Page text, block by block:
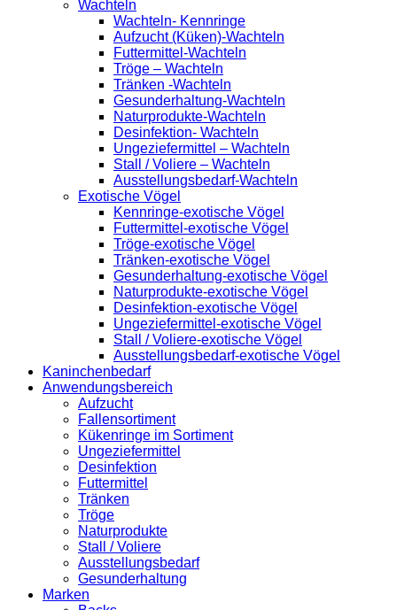
Wachteln
Wachteln- Kennringe
Aufzucht (Küken)-Wachteln
Futtermittel-Wachteln
Tröge – Wachteln
Tränken -Wachteln
Gesunderhaltung-Wachteln
Naturprodukte-Wachteln
Desinfektion- Wachteln
Ungeziefermittel – Wachteln
Stall / Voliere – Wachteln
Ausstellungsbedarf-Wachteln
Exotische Vögel
Kennringe-exotische Vögel
Futtermittel-exotische Vögel
Tröge-exotische Vögel
Tränken-exotische Vögel
Gesunderhaltung-exotische Vögel
Naturprodukte-exotische Vögel
Desinfektion-exotische Vögel
Ungeziefermittel-exotische Vögel
Stall / Voliere-exotische Vögel
Ausstellungsbedarf-exotische Vögel
Kaninchenbedarf
Anwendungsbereich
Aufzucht
Fallensortiment
Kükenringe im Sortiment
Ungeziefermittel
Desinfektion
Futtermittel
Tränken
Tröge
Naturprodukte
Stall / Voliere
Ausstellungsbedarf
Gesunderhaltung
Marken